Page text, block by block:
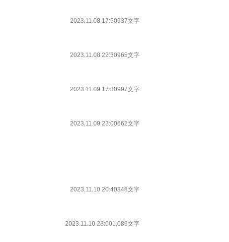
2023.11.08 17:50937文字
2023.11.08 22:30965文字
2023.11.09 17:30997文字
2023.11.09 23:00662文字
2023.11.10 20:40848文字
2023.11.10 23:001,086文字